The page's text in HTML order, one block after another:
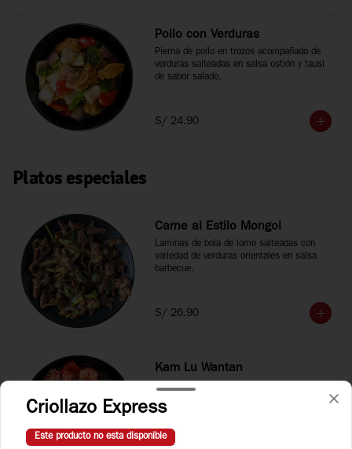
Pollo con Verduras
Pierna de pollo en trozos acompañado de
verduras salteadas en salsa ostión y tausi
de sabor salado.
S/ 24.90
Platos especiales
Carne al Estilo Mongol
Laminas de bola de lomo salteadas con
variedad de verduras orientales en salsa
barbecue.
S/ 26.90
Kam Lu Wantan
Plato dulce con variedad de carnes, pollo y
y huevo de codorniz acompañado de
Criollazo Express
Este producto no esta disponible